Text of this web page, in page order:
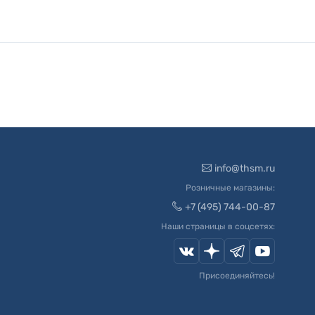
info@thsm.ru
Розничные магазины:
+7 (495) 744-00-87
Наши страницы в соцсетях:
Присоединяйтесь!